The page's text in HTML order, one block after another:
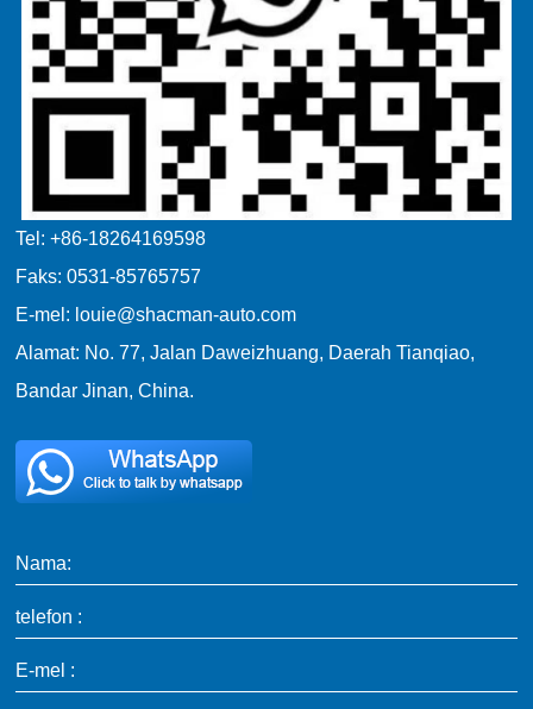
Tel: +86-18264169598
Faks: 0531-85765757
E-mel: louie@shacman-auto.com
Alamat: No. 77, Jalan Daweizhuang, Daerah Tianqiao,
Bandar Jinan, China.
Nama:
telefon :
E-mel :